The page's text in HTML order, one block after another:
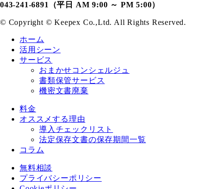
043-241-6891（平日 AM 9:00 ～ PM 5:00）
© Copyright ©️ Keepex Co.,Ltd. All Rights Reserved.
ホーム
活用シーン
サービス
おまかせコンシェルジュ
書類保管サービス
機密文書廃棄
料金
オススメする理由
導入チェックリスト
法定保存文書の保存期間一覧
コラム
無料相談
プライバシーポリシー